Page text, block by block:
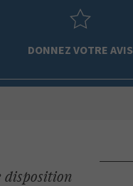
DONNEZ VOTRE AVIS
disposition